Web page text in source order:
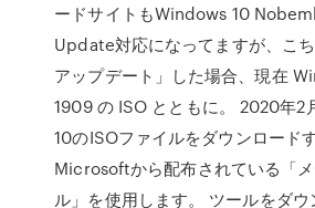
ードサイトもWindows 10
Update対応になってますが、こ
アップデート」した場合、現在
1909 の ISO とともに。 2020年2
10のISOファイルをダウンロード
Microsoftから配布されている「
ル」を使用します。 ツールをダ